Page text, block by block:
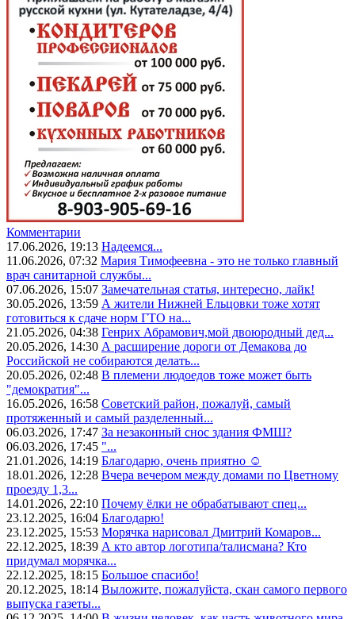
Комментарии
17.06.2026, 19:13 Надеемся...
11.06.2026, 07:32 Мария Тимофеевна - это не только главный
врач санитарной службы...
07.06.2026, 15:07 Замечательная статья, интересно, лайк!
30.05.2026, 13:59 А жители Нижней Ельцовки тоже хотят
готовиться к сдаче норм ГТО на...
21.05.2026, 04:38 Генрих Абрамович,мой двоюродный дед...
20.05.2026, 14:30 А расширение дороги от Демакова до
Российской не собираются делать...
20.05.2026, 02:48 В племени людоедов тоже может быть
"демократия"...
16.05.2026, 16:58 Советский район, пожалуй, самый
протяженный и самый разделенный...
06.03.2026, 17:47 За незаконный снос здания ФМШ?
06.03.2026, 17:45 "...
21.01.2026, 14:19 Благодарю, очень приятно ☺️
18.01.2026, 12:28 Вчера вечером между домами по Цветному
проезду 1,3...
14.01.2026, 22:10 Почему ёлки не обрабатывают спец...
23.12.2025, 16:04 Благодарю!
23.12.2025, 15:53 Морячка нарисовал Дмитрий Комаров...
22.12.2025, 18:39 А кто автор логотипа/талисмана? Кто
придумал морячка...
22.12.2025, 18:15 Большое спасибо!
20.12.2025, 18:14 Выложите, пожалуйста, скан самого первого
выпуска газеты...